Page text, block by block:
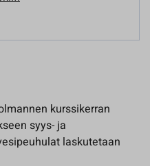
kurssikerran
syys- ja
laskutetaan